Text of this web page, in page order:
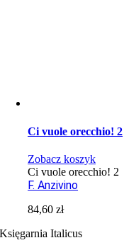
Ci vuole orecchio! 2
Zobacz koszyk
Ci vuole orecchio! 2
F. Anzivino
84,60zł
Księgarnia Italicus